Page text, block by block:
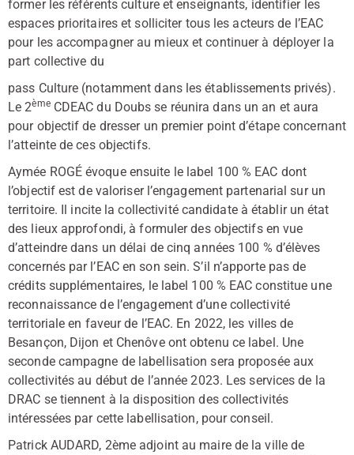
former les référents culture et enseignants, identifier les
espaces prioritaires et solliciter tous les acteurs de l’EAC
pour les accompagner au mieux et continuer à déployer la
part collective du
pass Culture (notamment dans les établissements privés).
Le 2èmeCDEAC du Doubs se réunira dans un an et aura
pour objectif de dresser un premier point d’étape concernant
l’atteinte de ces objectifs.
Aymée ROGÉ évoque ensuite le label 100 % EAC dont
l’objectif est de valoriser l’engagement partenarial sur un
territoire. Il incite la collectivité candidate à établir un état
des lieux approfondi, à formuler des objectifs en vue
d’atteindre dans un délai de cinq années 100 % d’élèves
concernés par l’EAC en son sein. S’il n’apporte pas de
crédits supplémentaires, le label 100 % EAC constitue une
reconnaissance de l’engagement d’une collectivité
territoriale en faveur de l’EAC. En 2022, les villes de
Besançon, Dijon et Chenôve ont obtenu ce label. Une
seconde campagne de labellisation sera proposée aux
collectivités au début de l’année 2023. Les services de la
DRAC se tiennent à la disposition des collectivités
intéressées par cette labellisation, pour conseil.
Patrick AUDARD, 2ème adjoint au maire de la ville de